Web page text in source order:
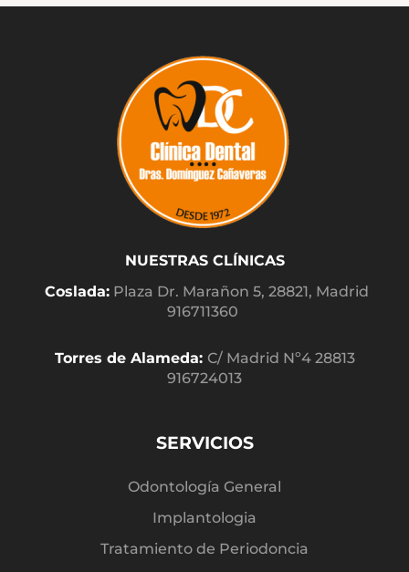
NUESTRAS CLÍNICAS
Coslada: Plaza Dr. Marañon 5, 28821, Madrid
916711360
Torres de Alameda: C/ Madrid Nº4 28813
916724013
SERVICIOS
Odontología General
Implantologia
Tratamiento de Periodoncia